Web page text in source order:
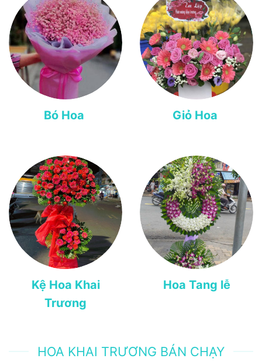
Bó Hoa Giỏ Hoa
Kệ Hoa Khai
Trương
Hoa Tang lễ
HOA KHAI TRƯƠNG BÁN CHẠY